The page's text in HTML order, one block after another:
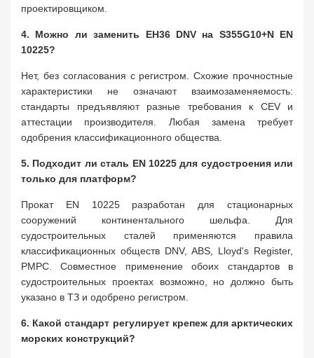
проектировщиком.
4. Можно ли заменить EH36 DNV на S355G10+N EN
10225?
Нет, без согласования с регистром. Схожие прочностные
характеристики не означают взаимозаменяемость:
стандарты предъявляют разные требования к CEV и
аттестации производителя. Любая замена требует
одобрения классификационного общества.
5. Подходит ли сталь EN 10225 для судостроения или
только для платформ?
Прокат EN 10225 разработан для стационарных
сооружений континентального шельфа. Для
судостроительных сталей применяются правила
классификационных обществ DNV, ABS, Lloyd's Register,
РМРС. Совместное применение обоих стандартов в
судостроительных проектах возможно, но должно быть
указано в ТЗ и одобрено регистром.
6. Какой стандарт регулирует крепеж для арктических
морских конструкций?